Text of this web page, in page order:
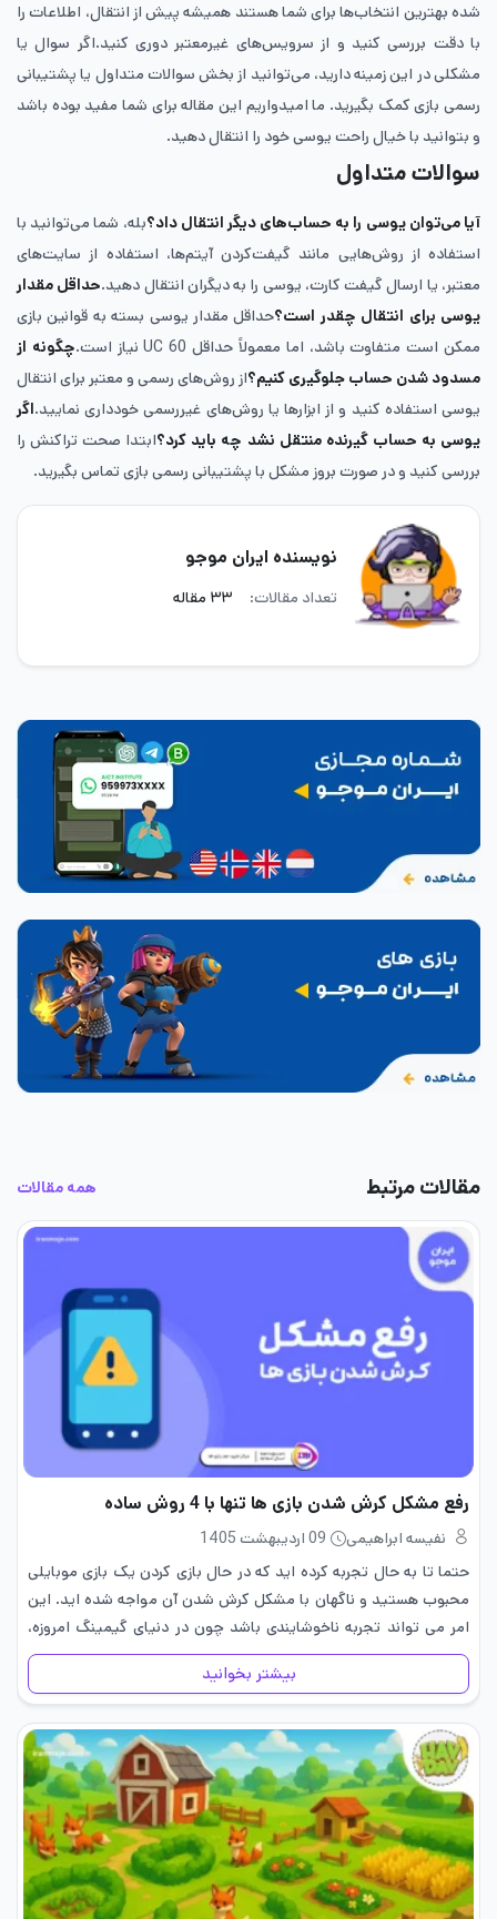
شده بهترین انتخاب‌ها برای شما هستند همیشه پیش از انتقال، اطلاعات را
با دقت بررسی کنید و از سرویس‌های غیرمعتبر دوری کنید.اگر سوال یا
مشکلی در این زمینه دارید، می‌توانید از بخش سوالات متداول یا پشتیبانی
رسمی بازی کمک بگیرید. ما امیدواریم این مقاله برای شما مفید بوده باشد
و بتوانید با خیال راحت یوسی خود را انتقال دهید.
سوالات متداول
آیا می‌توان یوسی را به حساب‌های دیگر انتقال داد؟بله، شما می‌توانید با
استفاده از روش‌هایی مانند گیفت‌کردن آیتم‌ها، استفاده از سایت‌های
معتبر، یا ارسال گیفت کارت، یوسی را به دیگران انتقال دهید.حداقل مقدار
یوسی برای انتقال چقدر است؟حداقل مقدار یوسی بسته به قوانین بازی
ممکن است متفاوت باشد، اما معمولاً حداقل 60 UC نیاز است.
چگونه از
مسدود شدن حساب جلوگیری کنیم؟از روش‌های رسمی و معتبر برای انتقال
یوسی استفاده کنید و از ابزارها یا روش‌های غیررسمی خودداری نمایید.اگر
یوسی به حساب گیرنده منتقل نشد چه باید کرد؟ابتدا صحت تراکنش را
بررسی کنید و در صورت بروز مشکل با پشتیبانی رسمی بازی تماس بگیرید.
نویسنده ایران موجو
تعداد مقالات: ۳۳ مقاله
مقالات مرتبط همه مقالات
رفع مشکل کرش شدن بازی ها تنها با 4 روش ساده
نفیسه ابراهیمی
09 اردیبهشت 1405
حتما تا به حال تجربه کرده‌ اید که در حال بازی کردن یک بازی موبایلی
محبوب هستید و ناگهان با مشکل کرش شدن آن مواجه شده‌ اید. این
امر می ‌تواند تجربه‌ ناخوشایندی باشد چون در دنیای گیمینگ امروزه،
مشکل…
بیشتر بخوانید